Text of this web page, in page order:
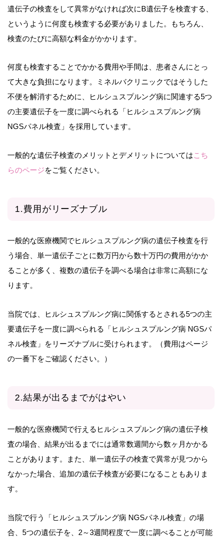
遺伝子の検査をして異常がなければ次にB遺伝子を検査する、
というように何度も検査する必要がありました。もちろん、
検査のたびに高額な料金がかかります。
何度も検査することでかかる費用や手間は、患者さんにとっ
て大きな負担になります。ミネルバクリニックではそうした
不便を解消するために、ヒルシュスプルング病に関連する5つ
の主要遺伝子を一度に調べられる「ヒルシュスプルング病
NGSパネル検査」を採用しています。
一般的な遺伝子検査のメリットとデメリットについてはこち
らのページをご覧ください。
1.費用がリーズナブル
一般的な医療機関でヒルシュスプルング病の遺伝子検査を行
う場合、単一遺伝子ごとに数万円から数十万円の費用がかか
ることが多く、複数の遺伝子を調べる場合は非常に高額にな
ります。
当院では、ヒルシュスプルング病に関係するとされる5つの主
要遺伝子を一度に調べられる「ヒルシュスプルング病 NGSパ
ネル検査」をリーズナブルに受けられます。（費用はページ
の一番下をご確認ください。）
2.結果が出るまでがはやい
一般的な医療機関で行えるヒルシュスプルング病の遺伝子検
査の場合、結果が出るまでには通常数週間から数ヶ月かかる
ことがあります。また、単一遺伝子の検査で異常が見つから
なかった場合、追加の遺伝子検査が必要になることもありま
す。
当院で行う「ヒルシュスプルング病 NGSパネル検査」の場
合、5つの遺伝子を、2～3週間程度で一度に調べることが可能